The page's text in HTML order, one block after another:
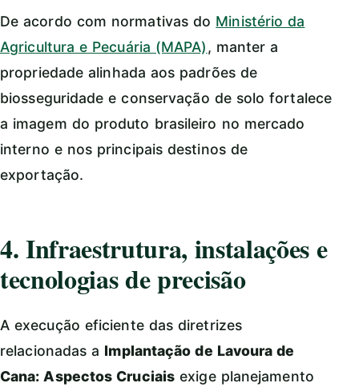
De acordo com normativas do Ministério da
Agricultura e Pecuária (MAPA), manter a
propriedade alinhada aos padrões de
biosseguridade e conservação de solo fortalece
a imagem do produto brasileiro no mercado
interno e nos principais destinos de
exportação.
4. Infraestrutura, instalações e
tecnologias de precisão
A execução eficiente das diretrizes
relacionadas a Implantação de Lavoura de
Cana: Aspectos Cruciais exige planejamento